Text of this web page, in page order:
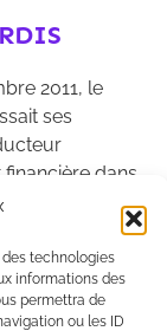
technologies
informations des
permettra de
ou les ID
2011, le
ses
dans